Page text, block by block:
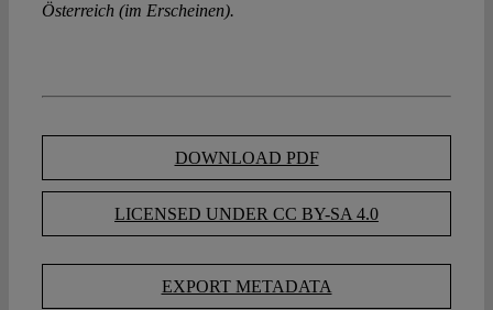
Österreich (im Erscheinen).
DOWNLOAD PDF
LICENSED UNDER CC BY-SA 4.0
EXPORT METADATA